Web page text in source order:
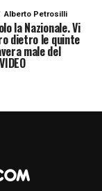
Alberto Petrosilli
la Nazionale. Vi
dietro le quinte
male del